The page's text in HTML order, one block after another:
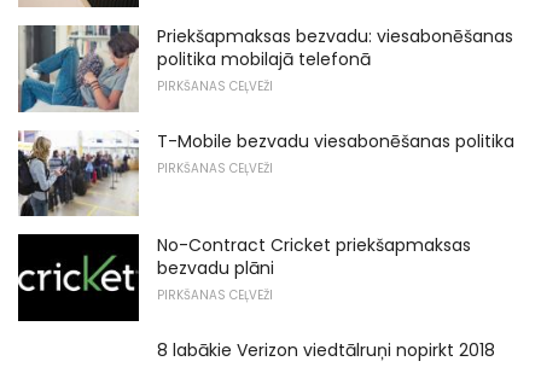
Priekšapmaksas bezvadu: viesabonēšanas
politika mobilajā telefonā
PIRKŠANAS CEĻVEŽI
T-Mobile bezvadu viesabonēšanas politika
PIRKŠANAS CEĻVEŽI
No-Contract Cricket priekšapmaksas
bezvadu plāni
PIRKŠANAS CEĻVEŽI
8 labākie Verizon viedtālruņi nopirkt 2018